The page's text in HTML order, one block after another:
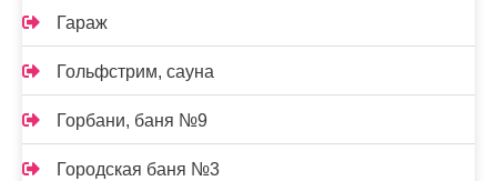
Гараж
Гольфстрим, сауна
Горбани, баня №9
Городская баня №3